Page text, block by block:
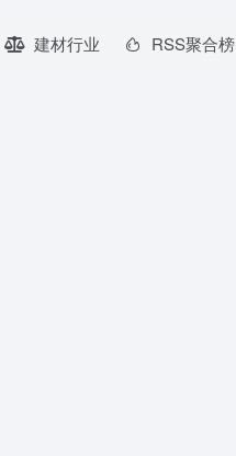
建材行业 RSS聚合榜